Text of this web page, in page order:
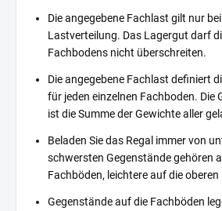
Die angegebene Fachlast gilt nur
Lastverteilung. Das Lagergut darf
Fachbodens nicht überschreiten.
Die angegebene Fachlast definiert
für jeden einzelnen Fachboden. Die
ist die Summe der Gewichte aller
Beladen Sie das Regal immer von
schwersten Gegenstände gehören
Fachböden, leichtere auf die
Gegenstände auf die Fachböden